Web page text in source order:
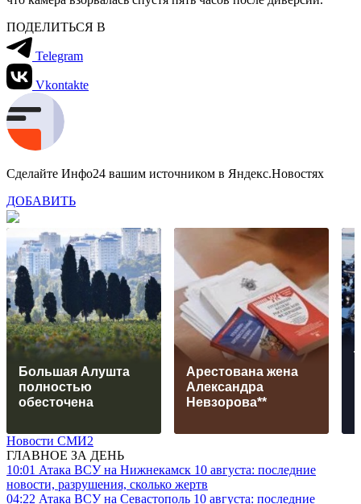
ПОДЕЛИТЬСЯ В
Telegram
Vkontakte
Сделайте Инфо24 вашим источником в Яндекс.Новостях
ДОБАВИТЬ
Большая Алушта
полностью
обесточена
Арестована жена
Александра
Невзорова**
Новости СМИ2
ГЛАВНОЕ ЗА ДЕНЬ
10:01 Атака ВСУ на Нижнекамск 10 августа: последние
новости, разрушения, сколько жертв
04:22 Атака ВСУ на Севастополь 10 августа: последние